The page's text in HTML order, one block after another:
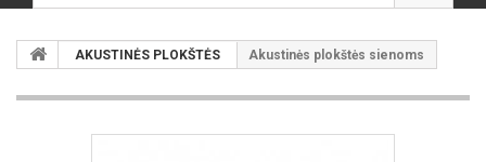
AKUSTINĖS PLOKŠTĖS Akustinės plokštės sienoms